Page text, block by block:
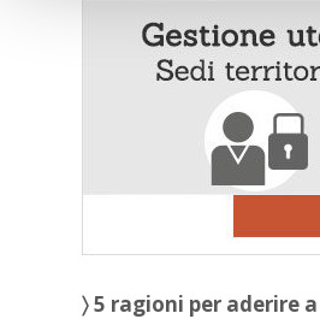
〉 5 ragioni per aderire